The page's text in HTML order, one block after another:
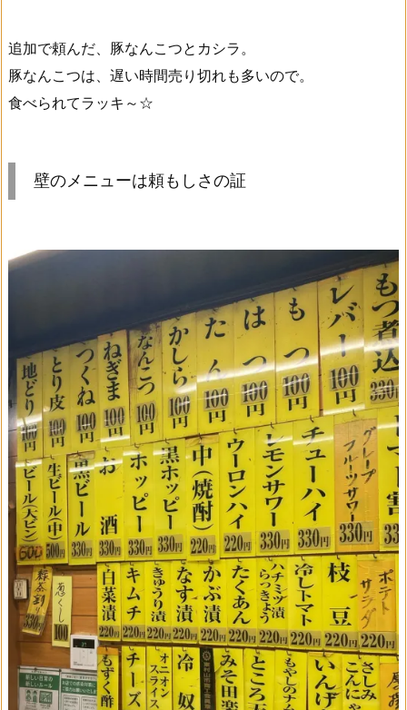
追加で頼んだ、豚なんこつとカシラ。
豚なんこつは、遅い時間売り切れも多いので。
食べられてラッキ～☆
壁のメニューは頼もしさの証